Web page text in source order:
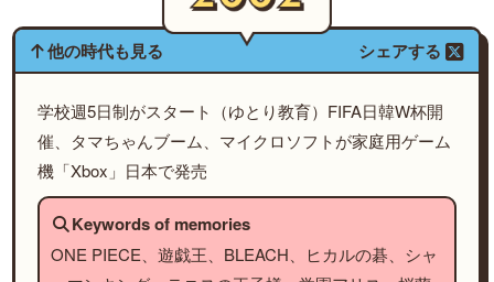
他の時代も見る シェアする
学校週5日制がスタート（ゆとり教育）FIFA日韓W杯開
催、タマちゃんブーム、マイクロソフトが家庭用ゲーム
機「Xbox」日本で発売
Keywords of memories
ONE PIECE、遊戯王、BLEACH、ヒカルの碁、シャ